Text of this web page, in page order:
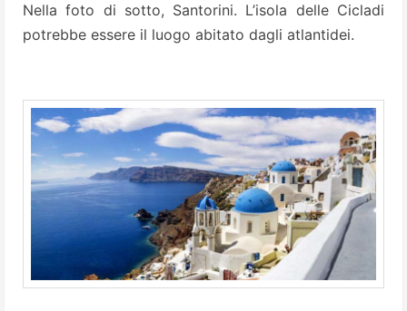
Nella foto di sotto, Santorini. L’isola delle Cicladi
potrebbe essere il luogo abitato dagli atlantidei.